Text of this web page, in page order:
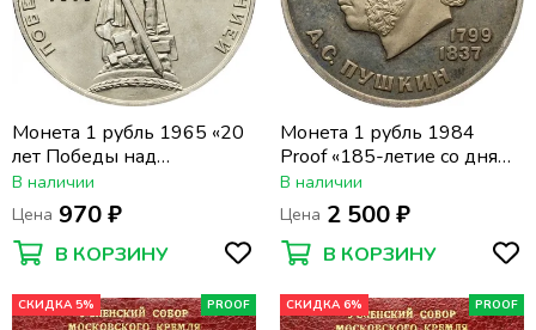
Монета 1 рубль 1965 «20
лет Победы над
фашистской Германией в
ВОВ»
В наличии
Цена 970 ₽
В КОРЗИНУ
Монета 1 рубль 1984
Proof «185-летие со дня
рождения А.С. Пушкина»
(Стародел)
В наличии
Цена 2 500 ₽
В КОРЗИНУ
СКИДКА 5% PROOF СКИДКА 6% PROOF